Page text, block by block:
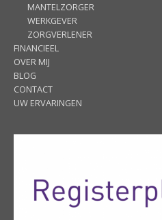
MANTELZORGER
WERKGEVER
ZORGVERLENER
FINANCIEEL
OVER MIJ
BLOG
CONTACT
UW ERVARINGEN